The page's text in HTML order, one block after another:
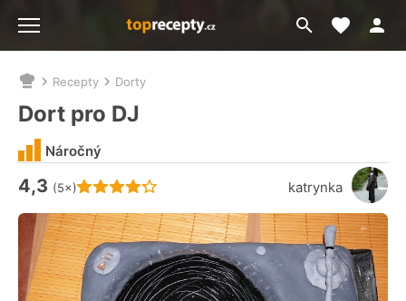
Přejít
na
Moje
Nacházíte
se
zde:
Recepty Dorty
Dort pro DJ
Hodnocení receptu je
4,3 (5×) katrynka
Náročný